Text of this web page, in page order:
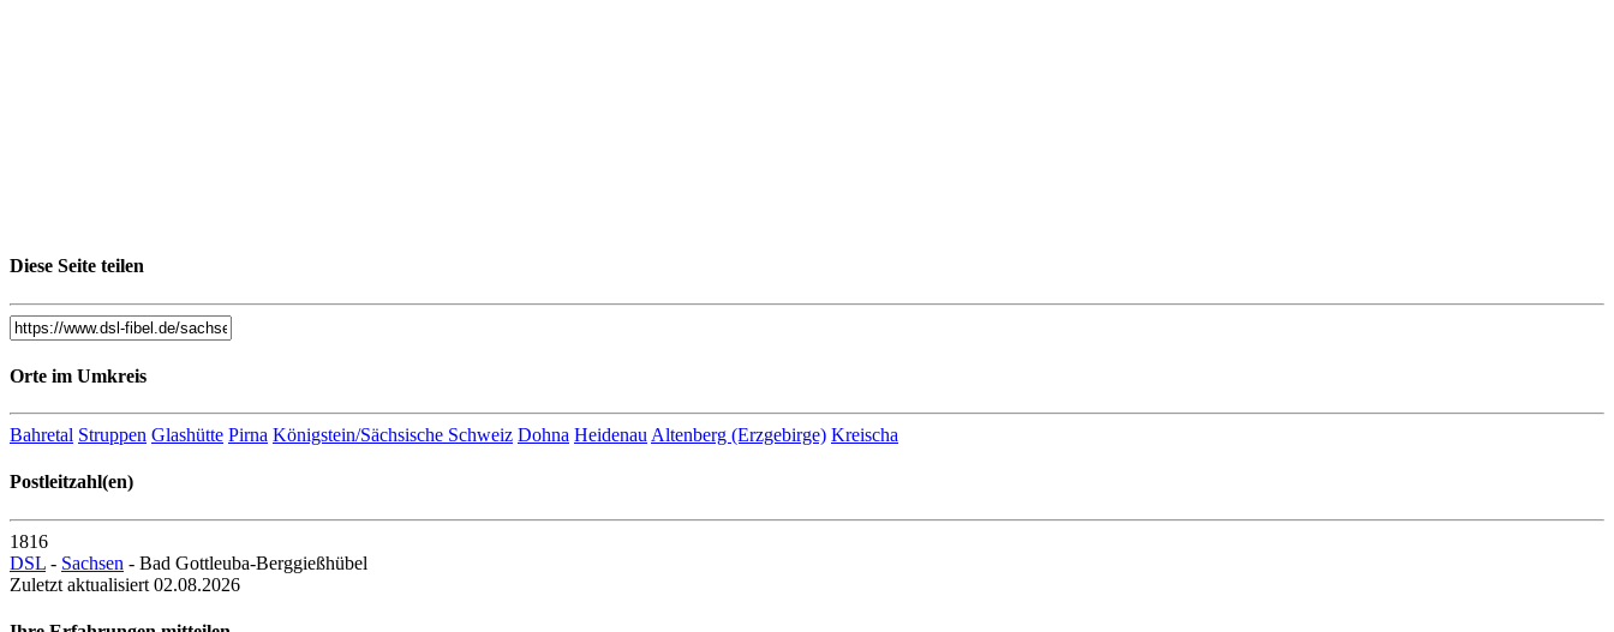
Diese Seite teilen
Orte im Umkreis
Bahretal Struppen Glashütte Pirna Königstein/Sächsische Schweiz Dohna Heidenau Altenberg (Erzgebirge) Kreischa
Postleitzahl(en)
1816
DSL - Sachsen - Bad Gottleuba-Berggießhübel
Zuletzt aktualisiert 02.08.2026